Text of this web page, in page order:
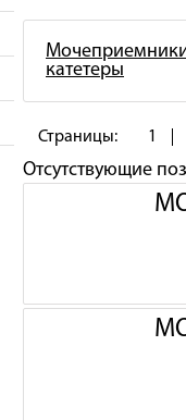
катетеры
Страницы: 1
Отсутствующие